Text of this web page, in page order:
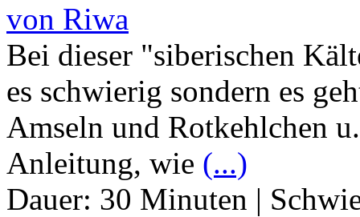
von Riwa
Bei dieser "siberischen
es schwierig sondern es
Amseln und Rotkehlchen
Anleitung, wie (...)
Dauer: 30 Minuten |